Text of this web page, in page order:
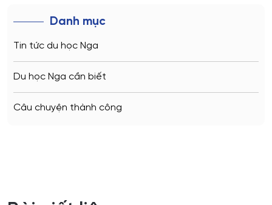
Danh mục
Tin tức du học Nga
Du học Nga cần biết
Câu chuyện thành công